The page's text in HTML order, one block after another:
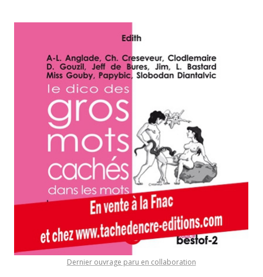
Dernier ouvrage paru en collaboration